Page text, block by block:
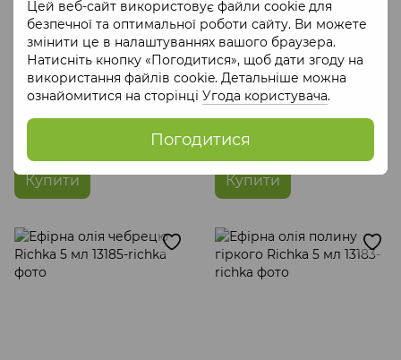
Цей веб-сайт використовує файли cookie для
безпечної та оптимальної роботи сайту. Ви можете
змінити це в налаштуваннях вашого браузера.
Натисніть кнопку «Погодитися», щоб дати згоду на
використання файлів cookie. Детальніше можна
ознайомитися на сторінці Угода користувача.
Погодитися
Richka 50 г
Купити
513 грн
Купити